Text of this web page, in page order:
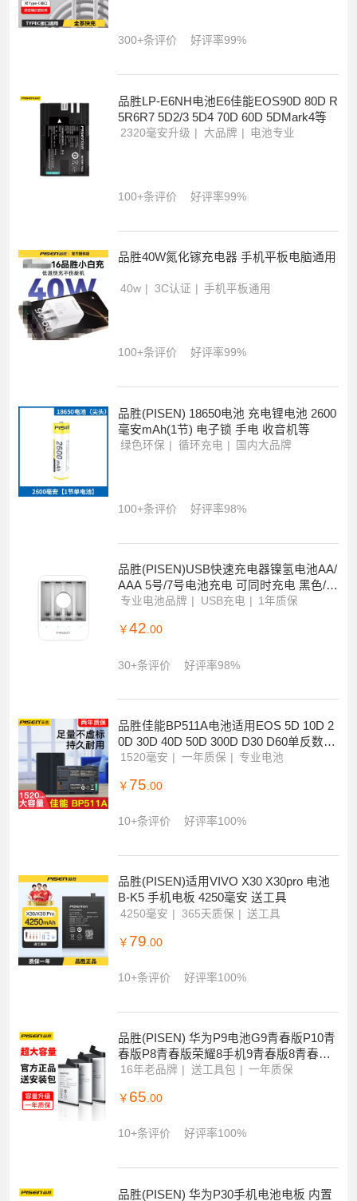
300+条评价 好评率99%
品胜LP-E6NH电池E6佳能EOS90D 80D R
5R6R7 5D2/3 5D4 70D 60D 5DMark4等
2320毫安升级 大品牌 电池专业
100+条评价 好评率99%
品胜40W氮化镓充电器 手机平板电脑通用
40w 3C认证 手机平板通用
100+条评价 好评率99%
品胜(PISEN) 18650电池 充电锂电池 2600
毫安mAh(1节) 电子锁 手电 收音机等
绿色环保 循环充电 国内大品牌
100+条评价 好评率98%
品胜(PISEN)USB快速充电器镍氢电池AA/
AAA 5号/7号电池充电 可同时充电 黑色/白
色随机发
专业电池品牌 USB充电 1年质保
￥ 42.00
30+条评价 好评率98%
品胜佳能BP511A电池适用EOS 5D 10D 2
0D 30D 40D 50D 300D D30 D60单反数码
相机
1520毫安 一年质保 专业电池
￥ 75 .00
10+条评价 好评率100%
品胜(PISEN)适用VIVO X30 X30pro 电池
B-K5 手机电板 4250毫安 送工具
4250毫安 365天质保 送工具
￥ 79 .00
10+条评价 好评率100%
品胜(PISEN) 华为P9电池G9青春版P10青
春版P8青春版荣耀8手机9青春版8青春版9
i畅想8e电板2870毫安
16年老品牌 送工具包 一年质保
￥ 65.00
10+条评价 好评率100%
品胜(PISEN) 华为P30手机电池电板 内置